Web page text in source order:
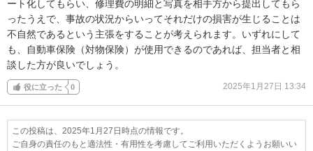
ート化してもらい、修理費の明細と写真を相手方から提出してもら
ったうえで、事故の状況からいってそれだけの損害が生じることは
不自然であるという主張をすることが考えられます。いずれにして
も、自動車保険（対物保険）が使用できるのであれば、担当者と相
談した方が良いでしょう。
役に立った 0 2025年1月27日 13:34
この投稿は、2025年1月27日時点の情報です。
ご自身の責任のもと適法性・有用性を考慮してご利用いただくようお願いい